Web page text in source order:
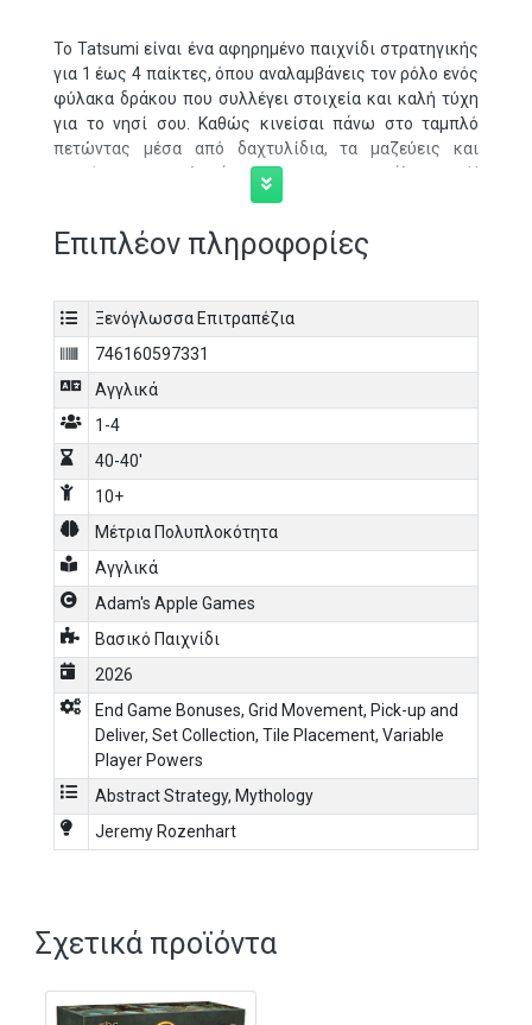
Το Tatsumi είναι ένα αφηρημένο παιχνίδι στρατηγικής
για 1 έως 4 παίκτες, όπου αναλαμβάνεις τον ρόλο ενός
φύλακα δράκου που συλλέγει στοιχεία και καλή τύχη
για το νησί σου. Καθώς κινείσαι πάνω στο ταμπλό
πετώντας μέσα από δαχτυλίδια, τα μαζεύεις και
ταυτόχρονα μπλοκάρεις τους αντιπάλους. Η
τρισδιάστατη θαλάσσια επιφάνεια επιτρέπει γρήγορο
παραμένουν στη θέση τους για όλη τη διάρκεια της
ροή βασίζεται σε δύο απλές ενέργειες που γίνονται με
οποιαδήποτε σειρά, με σκοράρισμα μέσω σετ
δαχτυλιδιών σε ιερά και επιλογές που προσθέτουν ένα
καθαρό, παζλ αίσθημα στο παιχνίδι. Για περισσότερη
ποικιλία, μπορείς να παίξεις συμμετρικά ή να
αναποδογυρίσεις δράκους ή νησιά για διαφορετικούς
συνδυασμούς.
Επιπλέον πληροφορίες
Ξενόγλωσσα Επιτραπέζια
746160597331
Αγγλικά
1-4
40-40'
10+
Μέτρια Πολυπλοκότητα
Αγγλικά
Adam's Apple Games
Βασικό Παιχνίδι
2026
End Game Bonuses, Grid Movement, Pick-up and
Deliver, Set Collection, Tile Placement, Variable
Player Powers
Abstract Strategy, Mythology
Jeremy Rozenhart
Σχετικά προϊόντα